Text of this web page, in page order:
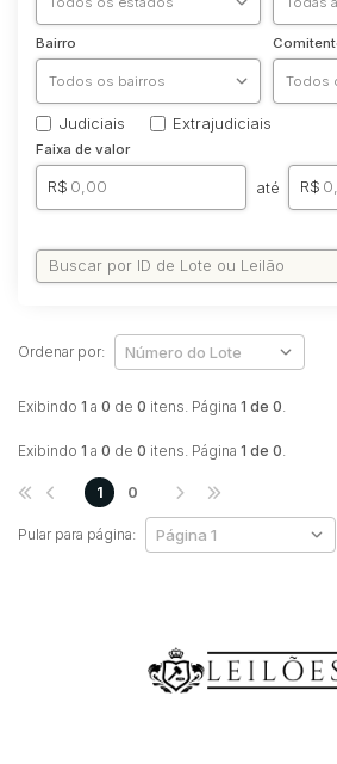
Bairro
Judiciais Extrajudiciais
Faixa de valor
R$ até R$
Exibindo 1 a 0 de 0 itens. Página 1 de 0.
Ordenar por:
Exibindo 1 a 0 de 0 itens. Página 1 de 0.
Pular para página:
1 0